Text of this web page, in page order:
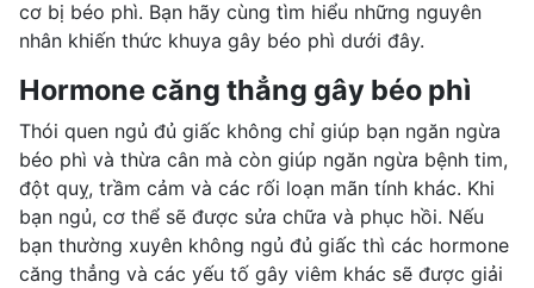
cơ bị béo phì. Bạn hãy cùng tìm hiểu những nguyên
nhân khiến thức khuya gây béo phì dưới đây.
Hormone căng thẳng gây béo phì
Thói quen ngủ đủ giấc không chỉ giúp bạn ngăn ngừa
béo phì và thừa cân mà còn giúp ngăn ngừa bệnh tim,
đột quỵ, trầm cảm và các rối loạn mãn tính khác. Khi
bạn ngủ, cơ thể sẽ được sửa chữa và phục hồi. Nếu
bạn thường xuyên không ngủ đủ giấc thì các hormone
căng thẳng và các yếu tố gây viêm khác sẽ được giải